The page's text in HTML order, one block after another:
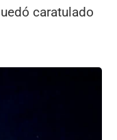
caratulado